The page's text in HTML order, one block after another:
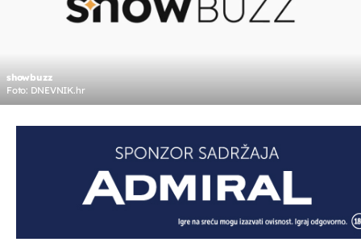
showbuzz
Foto: DNEVNIK.hr